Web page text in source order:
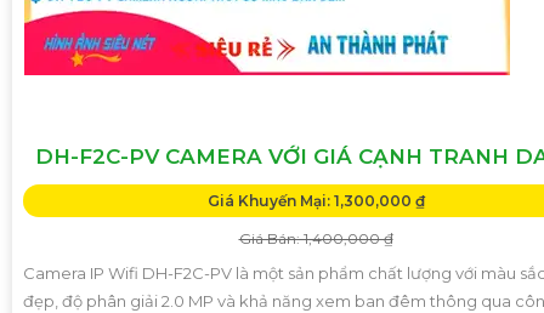
DH-F2C-PV CAMERA VỚI GIÁ CẠNH TRANH
Giá Khuyến Mại: 1,300,000 ₫
Giá Bán: 1,400,000 ₫
Camera IP Wifi DH-F2C-PV là một sản phẩm chất lượng với màu
đẹp, độ phân giải 2.0 MP và khả năng xem ban đêm thông qua